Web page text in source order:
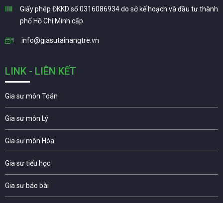
Giấy phép ĐKKD số 0316086934 do sở kế hoạch và đầu tư thành
phố Hồ Chí Minh cấp
info@giasutainangtre.vn
LINK - LIÊN KẾT
Gia sư môn Toán
Gia sư môn Lý
Gia sư môn Hóa
Gia sư tiểu học
Gia sư báo bài